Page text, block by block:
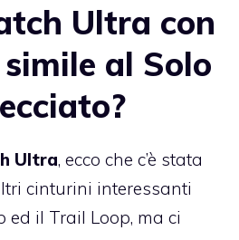
Ultra con
al Solo
Ultra, ecco che c’è stata
cinturini interessanti
ed il Trail Loop, ma ci